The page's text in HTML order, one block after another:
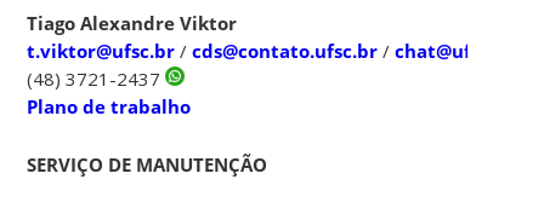
Tiago Alexandre Viktor
t.viktor@ufsc.br /cds@contato.ufsc.br /chat@ufsc
(48) 3721-2437
Plano de trabalho
SERVIÇO DE MANUTENÇÃO